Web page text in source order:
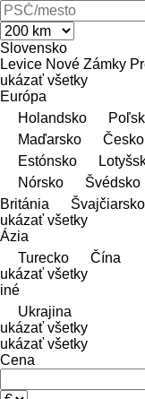
Slovensko
Levice Nové Zámky
ukázať všetky
Európa
Holandsko
Maďarsko
Česko
Estónsko
Nórsko
Švédsko
Británia
Švajčiarsko
ukázať všetky
Ázia
Turecko
Čína
ukázať všetky
iné
Ukrajina
ukázať všetky
ukázať všetky
Cena